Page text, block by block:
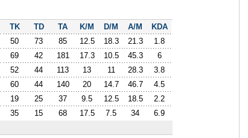
TK TD TA K/M D/M A/M
KDA
50 73 85 12.5 18.3 21.3
1.8
69 42 181 17.3 10.5 45.3
6
52 44 113 13 11 28.3
3.8
60 44 140 20 14.7 46.7
4.5
19 25 37 9.5 12.5 18.5
2.2
35 15 68 17.5 7.5 34
6.9